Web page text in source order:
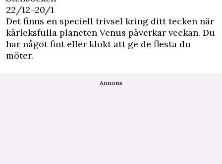
22/12–20/1
Det finns en speciell trivsel kring ditt tecken när
kärleksfulla planeten Venus påverkar veckan. Du
har något fint eller klokt att ge de flesta du
möter.
Annons